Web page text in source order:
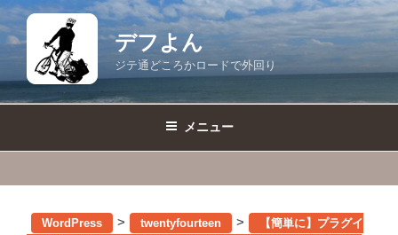
コ
ン
デフよん
ジテ通どころかロードで外回り
メニュー
WordPress > twentyfourteen >
【簡単に】プラグイ